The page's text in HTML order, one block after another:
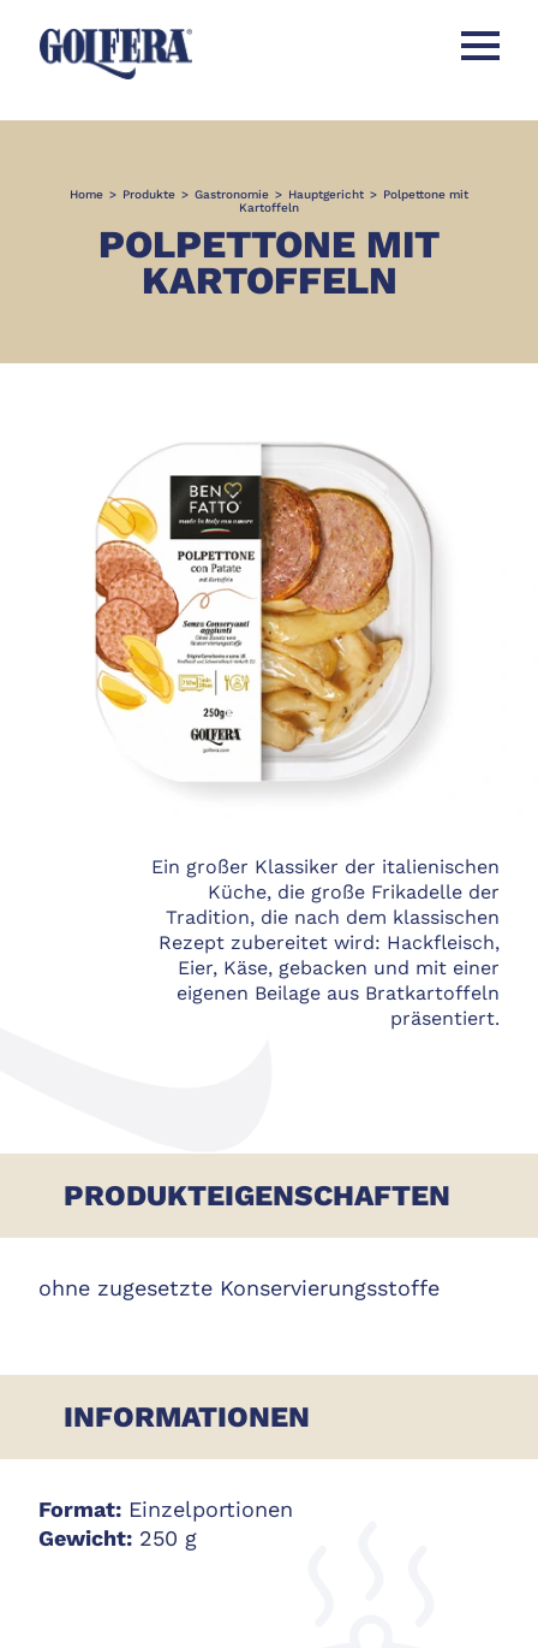
Menü
Home > Produkte > Gastronomie > Hauptgericht > Polpettone mit
Kartoffeln
POLPETTONE MIT
KARTOFFELN
Ein großer Klassiker der italienischen
Küche, die große Frikadelle der
Tradition, die nach dem klassischen
Rezept zubereitet wird: Hackfleisch,
Eier, Käse, gebacken und mit einer
eigenen Beilage aus Bratkartoffeln
präsentiert.
PRODUKTEIGENSCHAFTEN
ohne zugesetzte Konservierungsstoffe
INFORMATIONEN
Format: Einzelportionen
Gewicht: 250 g